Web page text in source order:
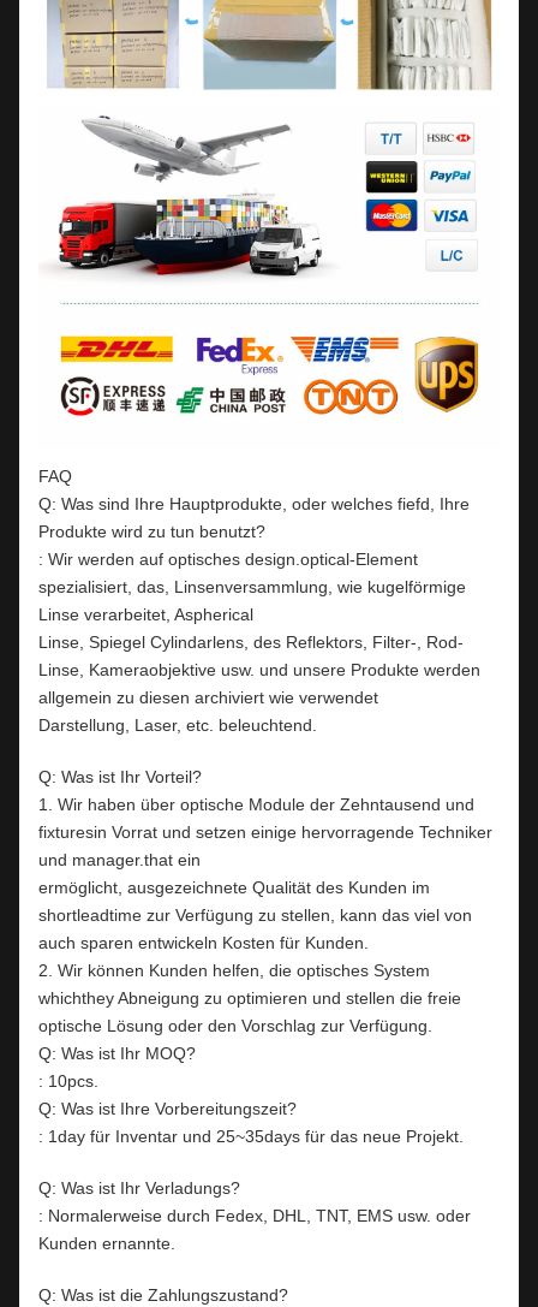
FAQ
Q: Was sind Ihre Hauptprodukte, oder welches fiefd, Ihre
Produkte wird zu tun benutzt?
: Wir werden auf optisches design.optical-Element
spezialisiert, das, Linsenversammlung, wie kugelförmige
Linse verarbeitet, Aspherical
Linse, Spiegel Cylindarlens, des Reflektors, Filter-, Rod-
Linse, Kameraobjektive usw. und unsere Produkte werden
allgemein zu diesen archiviert wie verwendet
Darstellung, Laser, etc. beleuchtend.
Q: Was ist Ihr Vorteil?
1. Wir haben über optische Module der Zehntausend und
fixturesin Vorrat und setzen einige hervorragende Techniker
und manager.that ein
ermöglicht, ausgezeichnete Qualität des Kunden im
shortleadtime zur Verfügung zu stellen, kann das viel von
auch sparen entwickeln Kosten für Kunden.
2. Wir können Kunden helfen, die optisches System
whichthey Abneigung zu optimieren und stellen die freie
optische Lösung oder den Vorschlag zur Verfügung.
Q: Was ist Ihr MOQ?
: 10pcs.
Q: Was ist Ihre Vorbereitungszeit?
: 1day für Inventar und 25~35days für das neue Projekt.
Q: Was ist Ihr Verladungs?
: Normalerweise durch Fedex, DHL, TNT, EMS usw. oder
Kunden ernannte.
Q: Was ist die Zahlungszustand?